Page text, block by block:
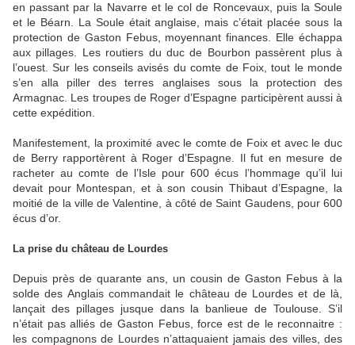
en passant par la Navarre et le col de Roncevaux, puis la Soule
et le Béarn. La Soule était anglaise, mais c’était placée sous la
protection de Gaston Febus, moyennant finances. Elle échappa
aux pillages. Les routiers du duc de Bourbon passèrent plus à
l’ouest. Sur les conseils avisés du comte de Foix, tout le monde
s’en alla piller des terres anglaises sous la protection des
Armagnac. Les troupes de Roger d’Espagne participèrent aussi à
cette expédition.
Manifestement, la proximité avec le comte de Foix et avec le duc
de Berry rapportèrent à Roger d’Espagne. Il fut en mesure de
racheter au comte de l’Isle pour 600 écus l’hommage qu’il lui
devait pour Montespan, et à son cousin Thibaut d’Espagne, la
moitié de la ville de Valentine, à côté de Saint Gaudens, pour 600
écus d’or.
La prise du château de Lourdes
Depuis près de quarante ans, un cousin de Gaston Febus à la
solde des Anglais commandait le château de Lourdes et de là,
lançait des pillages jusque dans la banlieue de Toulouse. S’il
n’était pas alliés de Gaston Febus, force est de le reconnaitre :
les compagnons de Lourdes n’attaquaient jamais des villes, des